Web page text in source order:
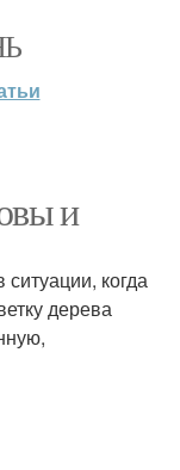
и
когда
дерева